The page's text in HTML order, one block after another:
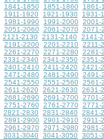
1841-1850 1851-1860
1861-
1911-1920 1921-1930
1931-
1981-1990 1991-2000
2001-
2051-2060 2061-2070
2071-
2121-2130 2131-2140
2141-
2191-2200 2201-2210
2211-
2261-2270 2271-2280
2281-
2331-2340 2341-2350
2351-
2401-2410 2411-2420
2421-
2471-2480 2481-2490
2491-
2541-2550 2551-2560
2561-
2611-2620 2621-2630
2631-
2681-2690 2691-2700
2701-
2751-2760 2761-2770
2771-
2821-2830 2831-2840
2841-
2891-2900 2901-2910
2911-
2961-2970 2971-2980
2981-
3031-3040 3041-3050
3051-